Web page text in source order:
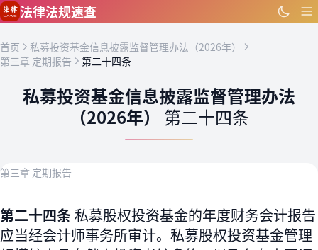
跳到主要内容
法律法规速查
首页
私募投资基金信息披露监督管理办法（2026年）
第三章 定期报告
第二十四条
私募投资基金信息披露监督管理办法
（2026年） 第二十四条
第三章 定期报告
第二十四条私募股权投资基金的年度财务会计报告
应当经会计师事务所审计。私募股权投资基金管理